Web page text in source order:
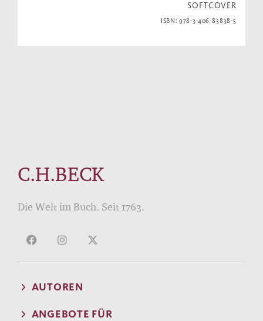
SOFTCOVER
ISBN: 978-3-406-83838-5
C.H.BECK
Die Welt im Buch. Seit 1763.
AUTOREN
ANGEBOTE FÜR